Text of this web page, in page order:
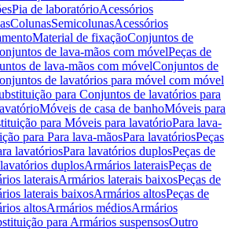
Pia de laboratórioAcessórios
ColunasSemicolunasAcessórios
Material de fixaçãoConjuntos de
de lava-mãos com móvelPeças de
de lava-mãos com móvelConjuntos de
de lavatórios para móvel com móvel
para Conjuntos de lavatórios para
Móveis de casa de banhoMóveis para
para Móveis para lavatórioPara lava-
para Para lava-mãosPara lavatóriosPeças
lavatóriosPara lavatórios duplosPeças de
duplosArmários lateraisPeças de
lateraisArmários laterais baixosPeças de
laterais baixosArmários altosPeças de
altosArmários médiosArmários
para Armários suspensosOutro